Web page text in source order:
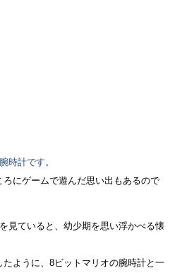
時計です。
にゲームで遊んだ思い出もあるので
見ていると、幼少期を思い浮かべる懐
ように、8ビットマリオの腕時計と一